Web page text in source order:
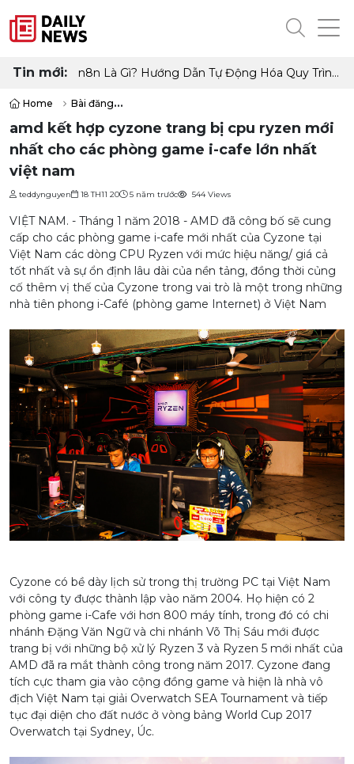
Tin mới:
n8n Là Gì? Hướng Dẫn Tự Động Hóa Quy Trình
Home
Bài đăng
amd kết hợp cyzone trang bị cpu ryzen mới nhất cho các phòng
amd kết hợp cyzone trang bị cpu ryzen mới
nhất cho các phòng game i-cafe lớn nhất
việt nam
teddynguyen 18 TH11 20 5 năm trước 544 Views
VIỆT NAM. - Tháng 1 năm 2018 - AMD đã công bố sẽ cung
cấp cho các phòng game i-cafe mới nhất của Cyzone tại
Việt Nam các dòng CPU Ryzen với mức hiệu năng/ giá cả
tốt nhất và sự ổn định lâu dài của nền tảng, đồng thời củng
cố thêm vị thế của Cyzone trong vai trò là một trong những
nhà tiên phong i-Café (phòng game Internet) ở Việt Nam
Cyzone có bề dày lịch sử trong thị trường PC tại Việt Nam
với công ty được thành lập vào năm 2004. Họ hiện có 2
phòng game i-Cafe với hơn 800 máy tính, trong đó có chi
nhánh Đặng Văn Ngữ và chi nhánh Võ Thị Sáu mới được
trang bị với những bộ xử lý Ryzen 3 và Ryzen 5 mới nhất của
AMD đã ra mắt thành công trong năm 2017. Cyzone đang
tích cực tham gia vào cộng đồng game và hiện là nhà vô
địch Việt Nam tại giải Overwatch SEA Tournament và tiếp
tục đại diện cho đất nước ở vòng bảng World Cup 2017
Overwatch tại Sydney, Úc.